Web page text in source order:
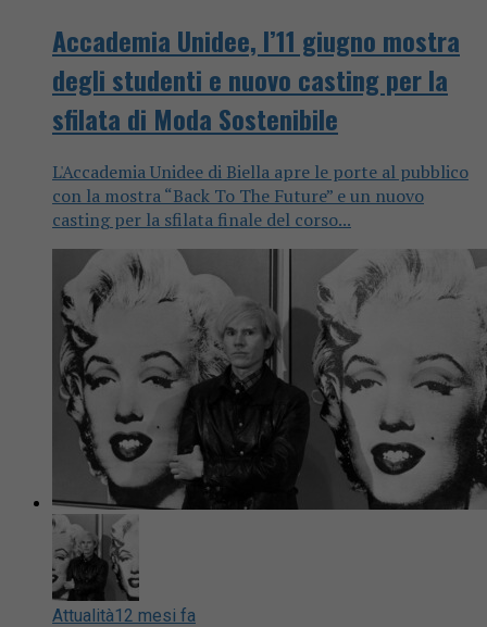
Accademia Unidee, l’11 giugno mostra
degli studenti e nuovo casting per la
sfilata di Moda Sostenibile
L'Accademia Unidee di Biella apre le porte al pubblico
con la mostra “Back To The Future” e un nuovo
casting per la sfilata finale del corso...
Attualità12 mesi fa